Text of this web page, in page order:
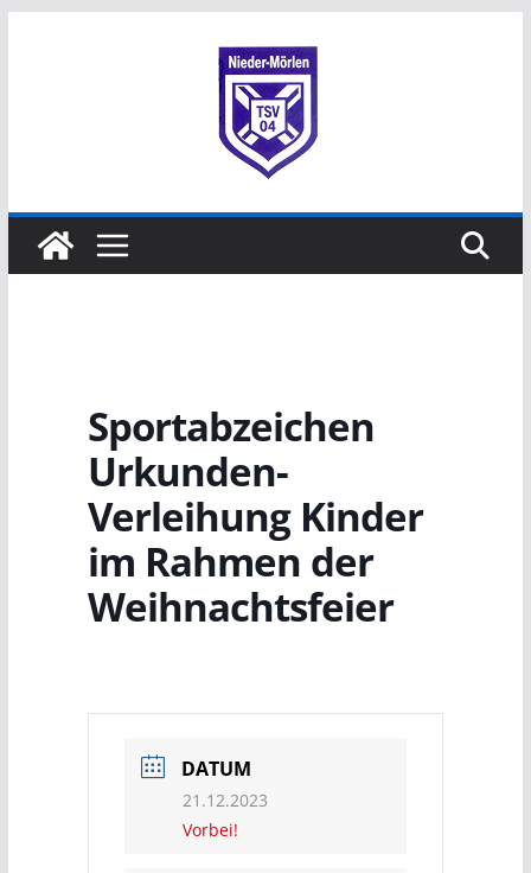
Sportabzeichen
Urkunden-
Verleihung Kinder
im Rahmen der
Weihnachtsfeier
DATUM
21.12.2023
Vorbei!